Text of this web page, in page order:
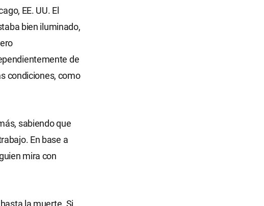
EE. UU. El
bien iluminado,
de
condiciones, como
sabiendo que
En base a
mira con
la muerte. Si